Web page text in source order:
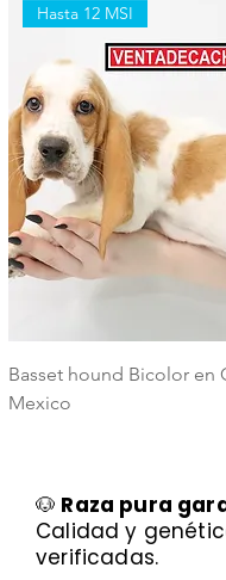
Hasta 12 MSI
Basset hound Bicolor en
Mexico
🐶 Raza pura
Calidad y
verificadas.